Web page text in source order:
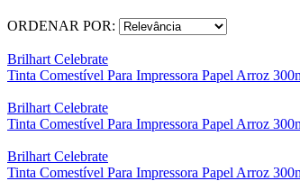
ORDENAR POR:
Brilhart Celebrate
Tinta Comestível Para Impressora Papel Arroz
Brilhart Celebrate
Tinta Comestível Para Impressora Papel Arroz
Brilhart Celebrate
Tinta Comestível Para Impressora Papel Arroz